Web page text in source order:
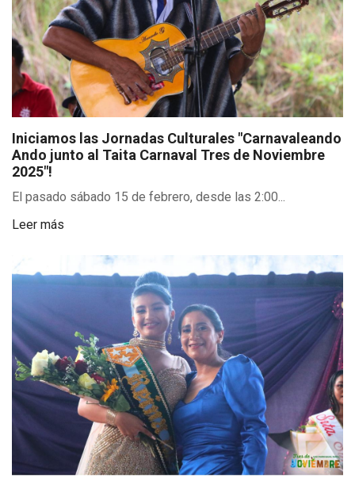
Iniciamos las Jornadas Culturales "Carnavaleando
Ando junto al Taita Carnaval Tres de Noviembre
2025"!
El pasado sábado 15 de febrero, desde las 2:00...
Leer más